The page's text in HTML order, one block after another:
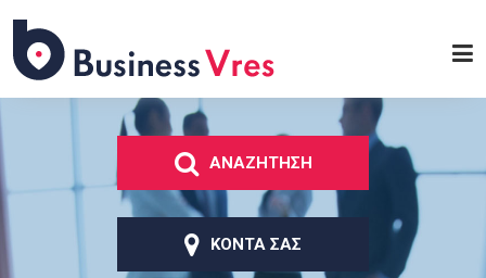
κυρίως περιεχόμενο
Business
ΑΝΑΖΗΤΗΣΗ
ΚΟΝΤΑ ΣΑΣ